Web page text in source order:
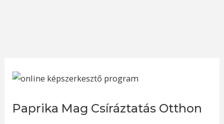
Paprika Mag Csíráztatás Otthon